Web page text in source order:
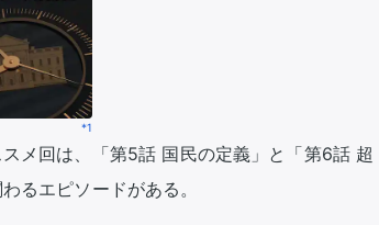
*1
メ回は、「第5話 国民の定義」と「第6話 超
るエピソードがある。